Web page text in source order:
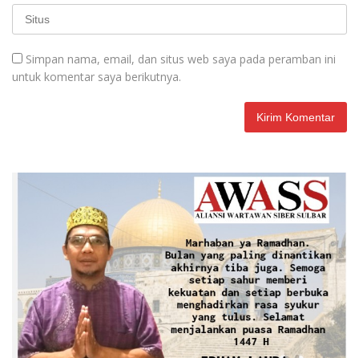
Simpan nama, email, dan situs web saya pada peramban ini
untuk komentar saya berikutnya.